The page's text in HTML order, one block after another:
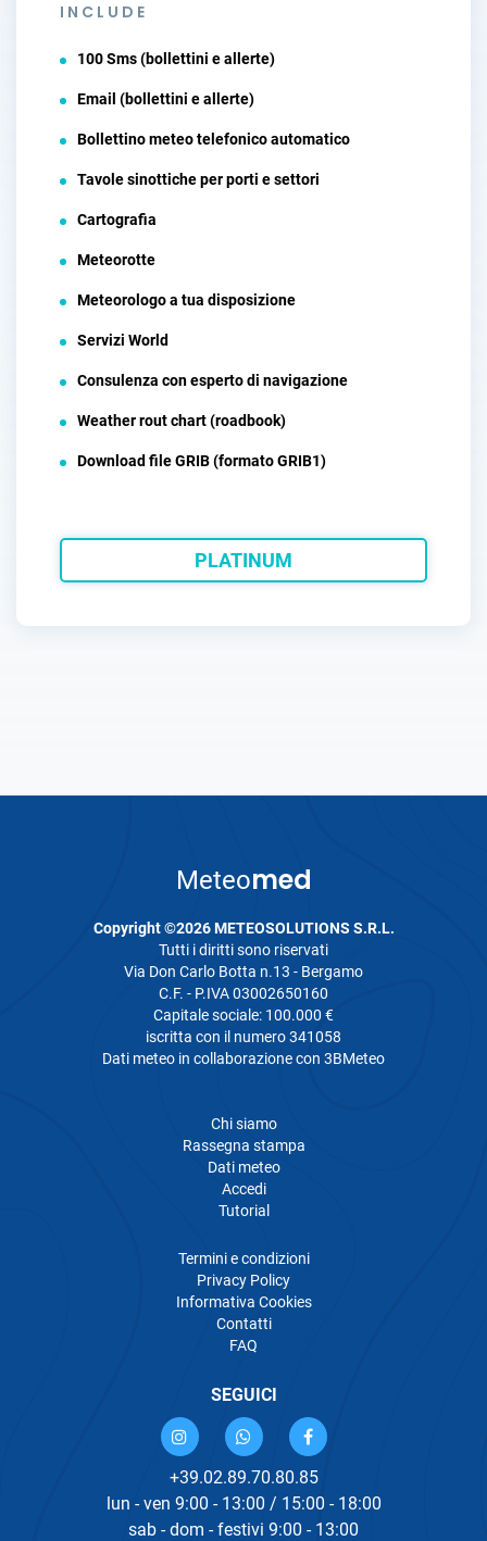
INCLUDE
100 Sms (bollettini e allerte)
Email (bollettini e allerte)
Bollettino meteo telefonico automatico
Tavole sinottiche per porti e settori
Cartografia
Meteorotte
Meteorologo a tua disposizione
Servizi World
Consulenza con esperto di navigazione
Weather rout chart (roadbook)
Download file GRIB (formato GRIB1)
PLATINUM
Meteomed
Copyright ©2026 METEOSOLUTIONS S.R.L.
Tutti i diritti sono riservati
Via Don Carlo Botta n.13 - Bergamo
C.F. - P.IVA 03002650160
Capitale sociale: 100.000 €
iscritta con il numero 341058
Dati meteo in collaborazione con 3BMeteo
Chi siamo
Rassegna stampa
Dati meteo
Accedi
Tutorial
Termini e condizioni
Privacy Policy
Informativa Cookies
Contatti
FAQ
SEGUICI
+39.02.89.70.80.85
lun - ven 9:00 - 13:00 / 15:00 - 18:00
sab - dom - festivi 9:00 - 13:00